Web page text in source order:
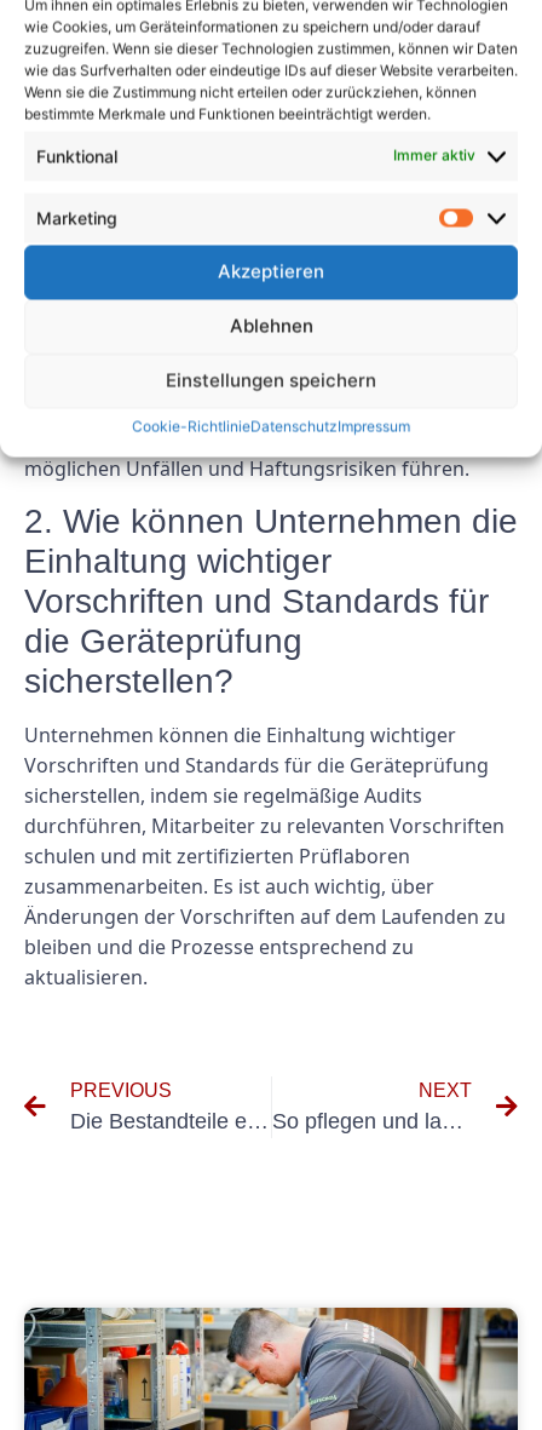
Um ihnen ein optimales Erlebnis zu bieten, verwenden wir Technologien
wie Cookies, um Geräteinformationen zu speichern und/oder darauf
zuzugreifen. Wenn sie dieser Technologien zustimmen, können wir Daten
wie das Surfverhalten oder eindeutige IDs auf dieser Website verarbeiten.
Wenn sie die Zustimmung nicht erteilen oder zurückziehen, können
bestimmte Merkmale und Funktionen beeinträchtigt werden.
Funktional Immer aktiv
Marketing
Akzeptieren
Ablehnen
Einstellungen speichern
Cookie-RichtlinieDatenschutzImpressum
für Qualität und Sicherheit unter Einhaltung
gesetzlicher Anforderungen unter Beweis stellen.
FAQs
Nichteinhaltung wesentlicher
Vorschriften zur Geräteprüfung?
Die Nichteinhaltung wichtiger Vorschriften zur
Schritten und Rufschädigungen eines Unternehmens
Benutzer und der Umwelt darstellen und zu
möglichen Unfällen und Haftungsrisiken führen.
2. Wie können Unternehmen die
Einhaltung wichtiger
Vorschriften und Standards für
die Geräteprüfung
sicherstellen?
Unternehmen können die Einhaltung wichtiger
Vorschriften und Standards für die Geräteprüfung
sicherstellen, indem sie regelmäßige Audits
durchführen, Mitarbeiter zu relevanten Vorschriften
schulen und mit zertifizierten Prüflaboren
zusammenarbeiten. Es ist auch wichtig, über
Änderungen der Vorschriften auf dem Laufenden zu
bleiben und die Prozesse entsprechend zu
aktualisieren.
PREVIOUS
Die Bestandteile eines Prüfprotokolls für elektrische Geräte verstehen
NEXT
So pflegen und lagern Sie DIN VDE ortsveränderliche Betriebsmittel ordnungsgemäß